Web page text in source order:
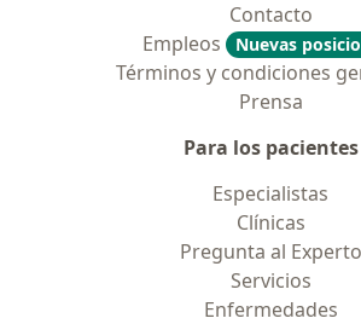
Contacto
Empleos
Nuevas
Términos y condiciones
Prensa
Para los pacientes
Especialistas
Clínicas
Pregunta al Experto
Servicios
Enfermedades